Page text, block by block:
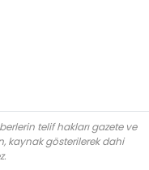
telif hakları gazete ve
kaynak gösterilerek dahi